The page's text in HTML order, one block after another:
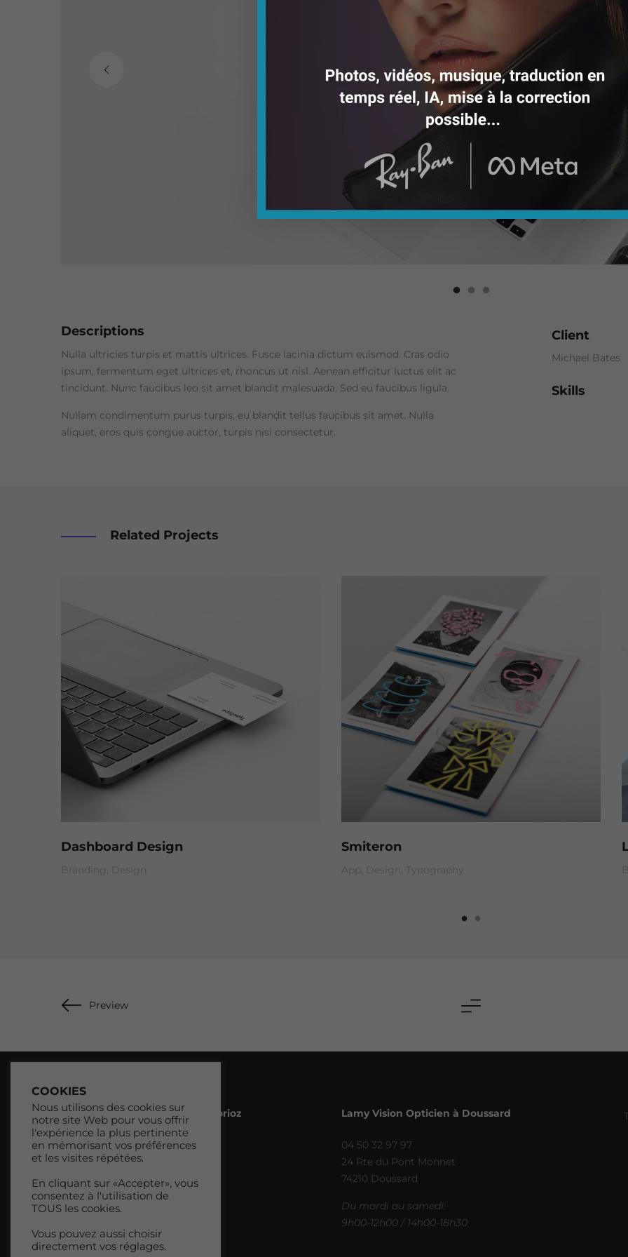
Descriptions
Nulla ultricies turpis et mattis ultrices. Fusce lacinia dictum euismod. Cras odio
ipsum, fermentum eget ultrices et, rhoncus ut nisl. Aenean efficitur luctus elit ac
tincidunt. Nunc faucibus leo sit amet blandit malesuada. Sed eu faucibus ligula.
Nullam condimentum purus turpis, eu blandit tellus faucibus sit amet. Nulla
aliquet, eros quis congue auctor, turpis nisi consectetur.
Client
Michael Bates
Skills
Related Projects
Branding Design
Dashboard Design
App Design Typography
Smiteron
Preview
Lamy Vision Opticien à Saint Jorioz
04 50 68 97 97
15 Chem. des Talmeliers
74410 Saint-Jorioz
Du mardi au vendredi:
Le samedi:
Lamy Vision Opticien à Doussard
04 50 32 97 97
24 Rte du Pont Monnet
74210 Doussard
Du mardi au samedi:
9h00-12h00 / 14h00-18h30
COOKIES
Nous utilisons des cookies sur
notre site Web pour vous offrir
l'expérience la plus pertinente
en mémorisant vos préférences
et les visites répétées.
En cliquant sur «Accepter», vous
consentez à l'utilisation de
TOUS les cookies.
Vous pouvez aussi choisir
directement vos réglages.